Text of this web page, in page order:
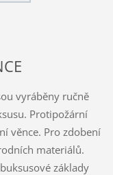
vyráběny ručně
Protipožární
věnce. Pro zdobení
materiálů.
základy